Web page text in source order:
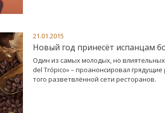
21.01.2015
Новый год принесёт испанцам
Один из самых молодых, но
del Trópico» – проанонсировал
того разветвлённой сети ресторанов.